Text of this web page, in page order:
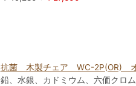
抗菌 木製チェア WC-2P(OR)
鉛、水銀、カドミウム、六価クロ